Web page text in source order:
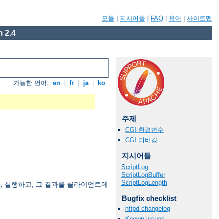
모듈 지시어들 FAQ 용어 사이트맵
2.4
가능한 언어: en fr ja ko
실행하고, 그 결과를 클라이언트에
주제
CGI 환경변수
CGI 디버깅
지시어들
ScriptLog
ScriptLogBuffer
ScriptLogLength
Bugfix checklist
httpd changelog